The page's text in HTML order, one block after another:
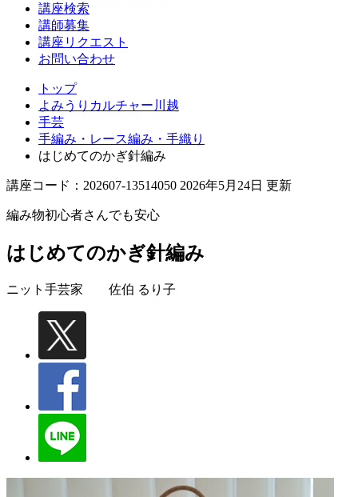
講座検索
講師募集
講座リクエスト
お問い合わせ
トップ
よみうりカルチャー川越
手芸
手編み・レース編み・手織り
はじめてのかぎ針編み
講座コード：202607-13514050 2026年5月24日 更新
編み物初心者さんでも安心
はじめてのかぎ針編み
ニット手芸家 佐伯 るり子